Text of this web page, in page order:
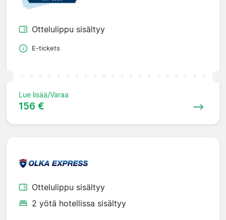
Ottelulippu sisältyy
E-tickets
Lue lisää/Varaa
156 €
Ottelulippu sisältyy
2 yötä hotellissa sisältyy